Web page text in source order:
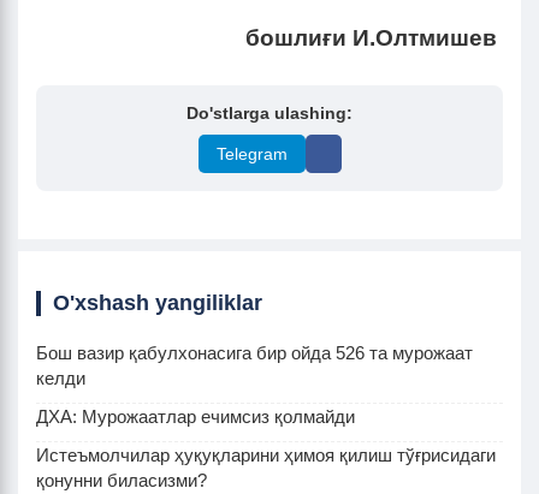
бошлиғи И.Олтмишев
Do'stlarga ulashing:
Telegram
O'xshash yangiliklar
Бош вазир қабулхонасига бир ойда 526 та мурожаат
келди
ДХА: Мурожаатлар ечимсиз қолмайди
Истеъмолчилар ҳуқуқларини ҳимоя қилиш тўғрисидаги
қонунни биласизми?